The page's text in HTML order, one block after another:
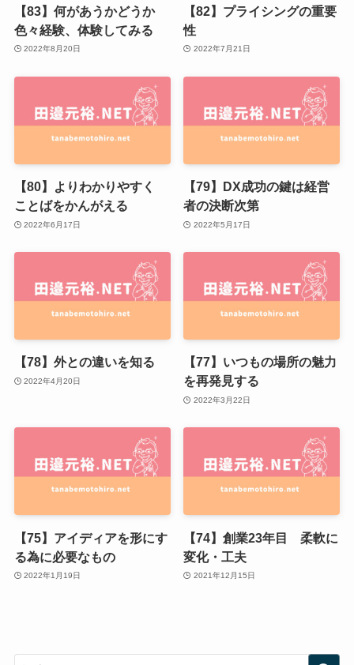
【83】何があうかどうか
色々経験、体験してみる
2022年8月20日
【82】プライシングの重要
性
2022年7月21日
【80】よりわかりやすく
ことばをかんがえる
2022年6月17日
【79】DX成功の鍵は経営
者の決断次第
2022年5月17日
【78】外との違いを知る
2022年4月20日
【77】いつもの場所の魅力
を再発見する
2022年3月22日
【75】アイディアを形にす
る為に必要なもの
2022年1月19日
【74】創業23年目 柔軟に
変化・工夫
2021年12月15日